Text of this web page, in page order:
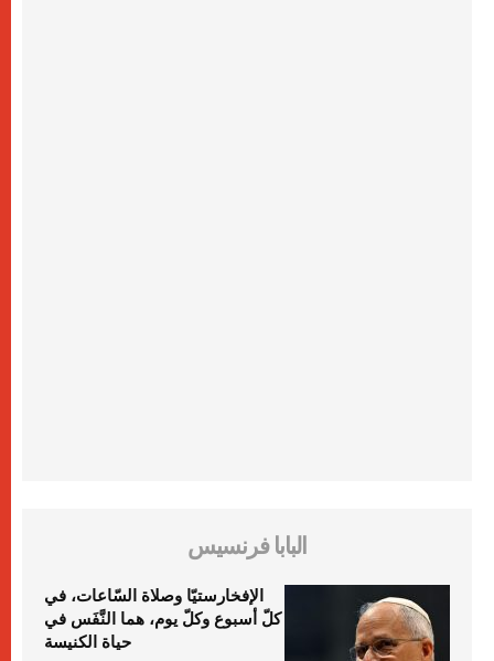
البابا فرنسيس
الإفخارستيّا وصلاة السّاعات، في
كلّ أسبوع وكلّ يوم، هما النَّفَس في
حياة الكنيسة